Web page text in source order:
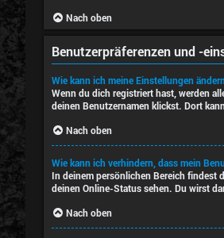
Nach oben
Benutzerpräferenzen und -
Wie kann ich meine Einstellungen
Wenn du dich registriert hast, werden
deinen Benutzernamen klickst. Dort
Nach oben
Wie kann ich verhindern, dass mein
In deinem persönlichen Bereich findest
deinen Online-Status sehen. Du wirst
Nach oben